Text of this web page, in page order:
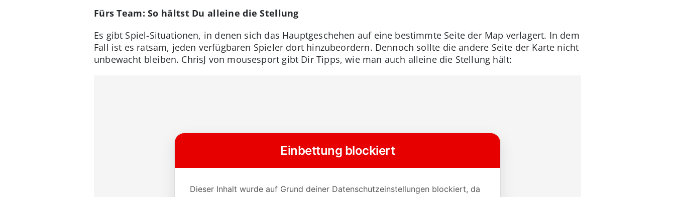
Fürs Team: So hältst Du alleine die Stellung
Es gibt Spiel-Situationen, in denen sich das Hauptgeschehen auf eine bestimmte Seite der Map verlagert. In dem
Fall ist es ratsam, jeden verfügbaren Spieler dort hinzubeordern. Dennoch sollte die andere Seite der Karte nicht
unbewacht bleiben. ChrisJ von mousesport gibt Dir Tipps, wie man auch alleine die Stellung hält: